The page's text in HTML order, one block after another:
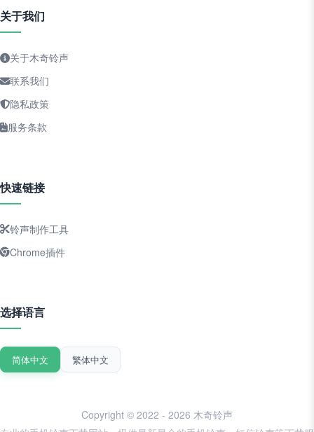
关于我们
关于木奇铃声
联系我们
隐私政策
服务条款
快速链接
铃声制作工具
Chrome插件
选择语言
简体中文 繁体中文
Copyright © 2022 - 2026 木奇铃声